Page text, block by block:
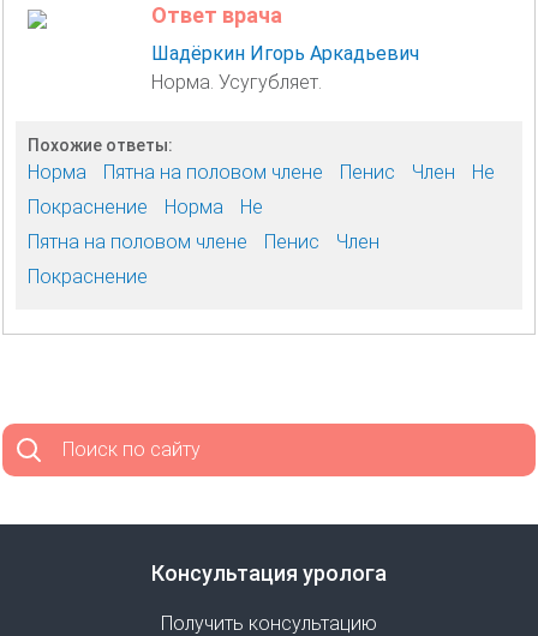
Ответ врача
Шадёркин Игорь Аркадьевич
Норма. Усугубляет.
Похожие ответы:
Норма Пятна на половом члене Пенис Член
Не
Покраснение
Норма
Не
Пятна на половом члене
Пенис
Член
Покраснение
Поиск по сайту
Консультация уролога
Получить консультацию